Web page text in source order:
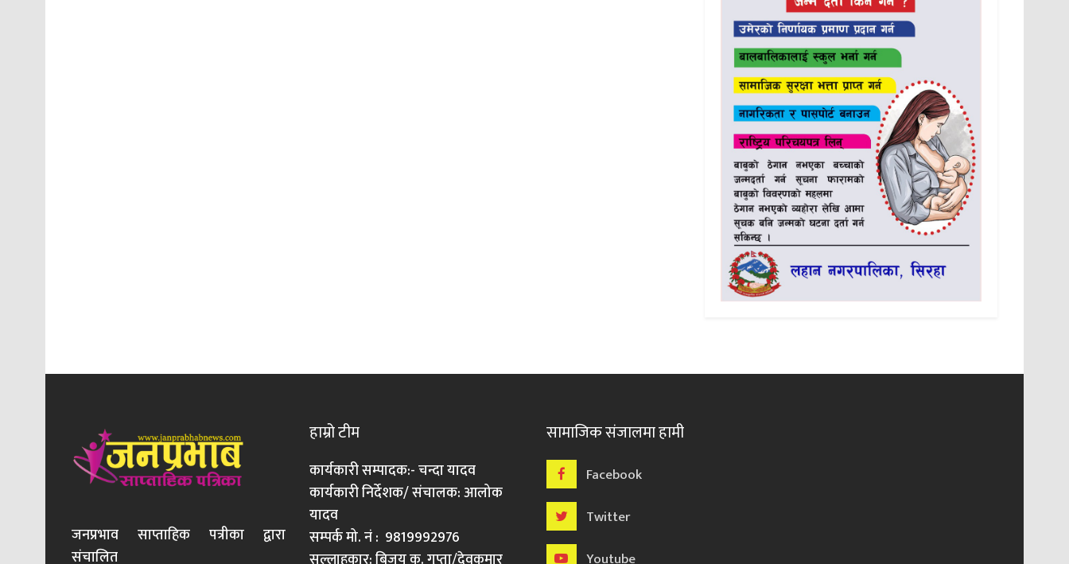
जनप्रभाव साप्ताहिक पत्रीका द्वारा
संचालित
हाम्रो टीम
कार्यकारी सम्पादक:- चन्दा यादव
कार्यकारी निर्देशक/ संचालक: आलोक
यादव
सम्पर्क मो. नं : 9819992976
सामाजिक संजालमा हामी
Facebook
Twitter
Youtube